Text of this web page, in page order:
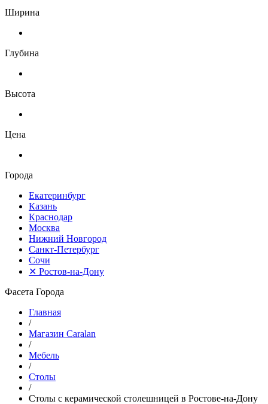
Ширина
Глубина
Высота
Цена
Города
Екатеринбург
Казань
Краснодар
Москва
Нижний Новгород
Санкт-Петербург
Сочи
✕ Ростов-на-Дону
Фасета Города
Главная
/
Магазин Caralan
/
Мебель
/
Столы
/
Столы с керамической столешницей в Ростове-на-Дону